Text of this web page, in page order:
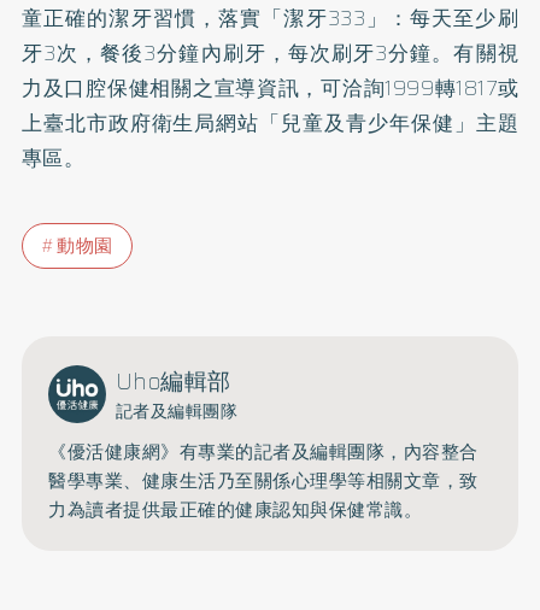
童正確的潔牙習慣，落實「潔牙333」：每天至少刷
牙3次，餐後3分鐘內刷牙，每次刷牙3分鐘。有關視
力及口腔保健相關之宣導資訊，可洽詢1999轉1817或
上臺北市政府衛生局網站「兒童及青少年保健」主題
專區。
動物園
Uho編輯部
記者及編輯團隊
《優活健康網》有專業的記者及編輯團隊，內容整合
醫學專業、健康生活乃至關係心理學等相關文章，致
力為讀者提供最正確的健康認知與保健常識。